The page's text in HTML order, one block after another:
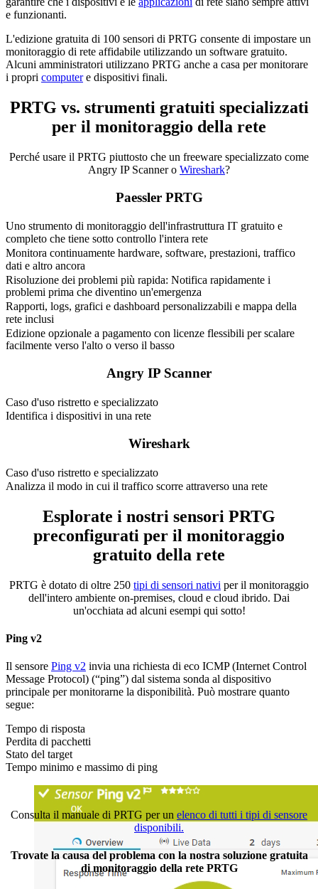
e funzionanti.
L'edizione gratuita di 100 sensori di PRTG consente di impostare un
monitoraggio di rete affidabile utilizzando un software gratuito.
Alcuni amministratori utilizzano PRTG anche a casa per monitorare
i propri computere dispositivi finali.
PRTG vs. strumenti gratuiti specializzati
per il monitoraggio della rete
Perché usare il PRTG piuttosto che un freeware specializzato come
Angry IP Scanner o Wireshark?
Paessler PRTG
Uno strumento di monitoraggio dell'infrastruttura IT gratuito e
completo che tiene sotto controllo l'intera rete
Monitora continuamente hardware, software, prestazioni, traffico
dati e altro ancora
Risoluzione dei problemi più rapida: Notifica rapidamente i
problemi prima che diventino un'emergenza
Rapporti, logs, grafici e dashboard personalizzabili e mappa della
rete inclusi
Edizione opzionale a pagamento con licenze flessibili per scalare
facilmente verso l'alto o verso il basso
Angry IP Scanner
Caso d'uso ristretto e specializzato
Identifica i dispositivi in una rete
Wireshark
Caso d'uso ristretto e specializzato
Analizza il modo in cui il traffico scorre attraverso una rete
Esplorate i nostri sensori PRTG
preconfigurati per il monitoraggio
gratuito della rete
PRTG è dotato di oltre 250 tipi di sensori nativi per il monitoraggio
dell'intero ambiente on-premises, cloud e cloud ibrido. Dai
un'occhiata ad alcuni esempi qui sotto!
Ping v2
Il sensore Ping v2 invia una richiesta di eco ICMP (Internet Control
Message Protocol) (“ping”) dal sistema sonda al dispositivo
principale per monitorarne la disponibilità. Può mostrare quanto
segue:
Tempo di risposta
Perdita di pacchetti
Stato del target
Tempo minimo e massimo di ping
Consulta il manuale di PRTG per un elenco di tutti i tipi di sensore
disponibili.
Trovate la causa del problema con la nostra soluzione gratuita
di monitoraggio della rete PRTG